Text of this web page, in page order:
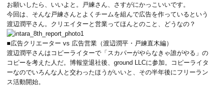
お願いしたら、いいよと。戸練さん、さすがにかっこいいです。
今回は、そんな戸練さんとよくチームを組んで広告を作っているという
渡辺潤平さん。クリエイターと営業ってほんとのこと、どうなの？
■広告クリエーター vs 広告営業（渡辺潤平・戸練直木編）
渡辺潤平さんはコピーライターで「スカパーがやらなきゃ誰がやる」の
コピーを考えた人だ。博報堂退社後、ground LLCに参加。コピーライタ
ーなのでいろんな人と交わったほうがいいと、その半年後にフリーラン
ス活動開始。